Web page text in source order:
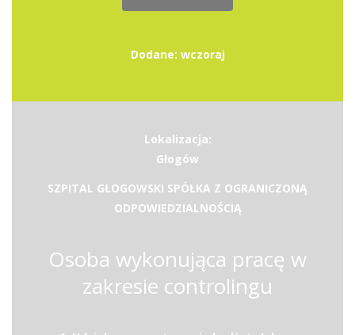
Dodane: wczoraj
Lokalizacja:
Głogów
SZPITAL GŁOGOWSKI SPÓŁKA Z OGRANICZONĄ
ODPOWIEDZIALNOŚCIĄ
Osoba wykonująca pracę w
zakresie controlingu